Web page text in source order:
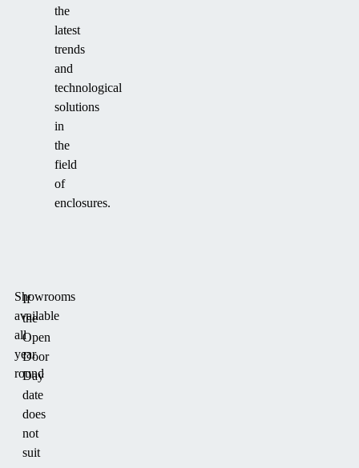
the
latest
trends
and
technological
solutions
in
the
field
of
enclosures.
Showrooms
available
all
year
round
If
the
Open
Door
Day
date
does
not
suit